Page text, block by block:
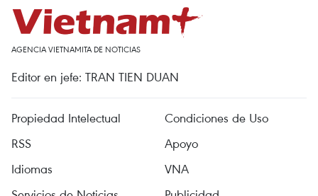
AGENCIA VIETNAMITA DE NOTICIAS
Editor en jefe: TRAN TIEN DUAN
Propiedad Intelectual
Condiciones de Uso
RSS
Apoyo
Idiomas
VNA